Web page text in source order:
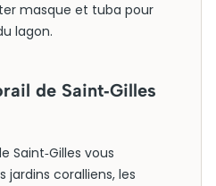
masque et tuba pour
lagon.
de Saint‑Gilles
Saint‑Gilles vous
coralliens, les